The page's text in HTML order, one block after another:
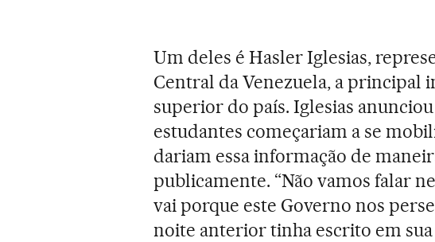
Um deles é Hasler Iglesias,
Central da Venezuela, a principal
superior do país. Iglesias
estudantes começariam a se
dariam essa informação de
publicamente. “Não vamos falar
vai porque este Governo nos
noite anterior tinha escrito em